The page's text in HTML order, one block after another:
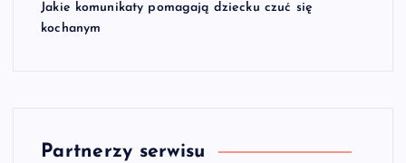
Jakie komunikaty pomagają dziecku czuć się
kochanym
Partnerzy serwisu